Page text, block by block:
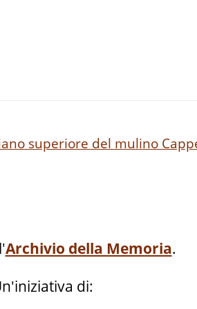
superiore del mulino
Archivio della Memoria.
di: